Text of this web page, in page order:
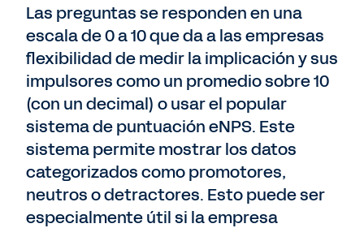
Las preguntas se responden en una
escala de 0 a 10 que da a las empresas
flexibilidad de medir la implicación y sus
impulsores como un promedio sobre 10
(con un decimal) o usar el popular
sistema de puntuación eNPS. Este
sistema permite mostrar los datos
categorizados como promotores,
neutros o detractores. Esto puede ser
especialmente útil si la empresa